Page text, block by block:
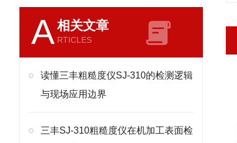
A相关文章
RTICLES
读懂三丰粗糙度仪SJ-310的检测逻辑
与现场应用边界
三丰SJ-310粗糙度仪在机加工表面检